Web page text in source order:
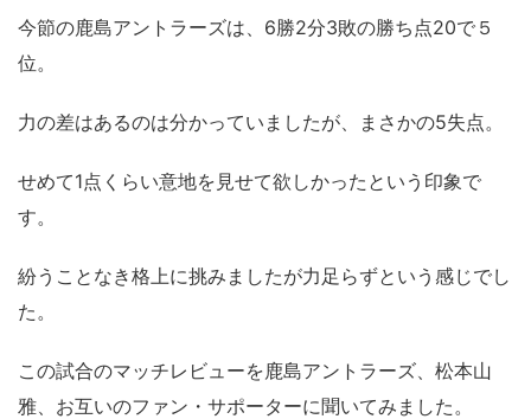
今節の鹿島アントラーズは、6勝2分3敗の勝ち点20で５
位。
力の差はあるのは分かっていましたが、まさかの5失点。
せめて1点くらい意地を見せて欲しかったという印象で
す。
紛うことなき格上に挑みましたが力足らずという感じでし
た。
この試合のマッチレビューを鹿島アントラーズ、松本山
雅、お互いのファン・サポーターに聞いてみました。